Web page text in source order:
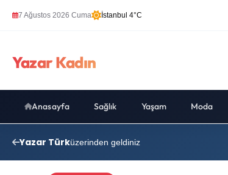
7 Ağustos 2026 Cuma İstanbul 4°C
Yazar Kadın
Anasayfa Sağlık Yaşam Moda
Yazar Türküzerinden geldiniz